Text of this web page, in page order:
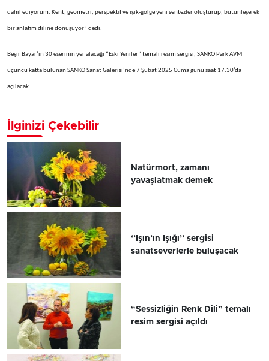
dahil ediyorum. Kent, geometri, perspektif ve ışık-gölge yeni sentezler oluşturup, bütünleşerek
bir anlatım diline dönüşüyor” dedi.
Beşir Bayar’ın 30 eserinin yer alacağı “Eski Yeniler” temalı resim sergisi, SANKO Park AVM
üçüncü katta bulunan SANKO Sanat Galerisi’nde 7 Şubat 2025 Cuma günü saat 17.30’da
açılacak.
İlginizi Çekebilir
Natürmort, zamanı
yavaşlatmak demek
‘’Işın’ın Işığı’’ sergisi
sanatseverlerle buluşacak
“Sessizliğin Renk Dili” temalı
resim sergisi açıldı